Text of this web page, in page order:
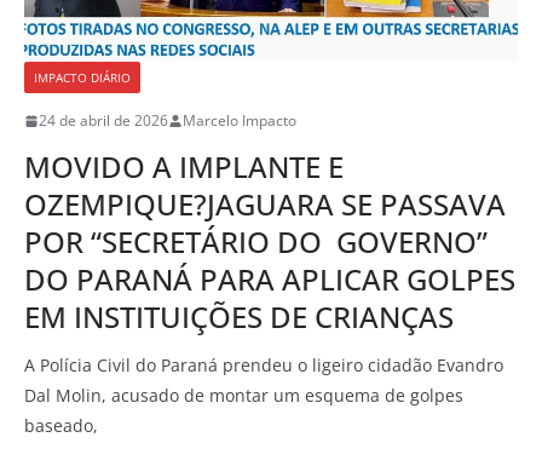
IMPACTO DIÁRIO
24 de abril de 2026 Marcelo Impacto
MOVIDO A IMPLANTE E
OZEMPIQUE?JAGUARA SE PASSAVA
POR “SECRETÁRIO DO GOVERNO”
DO PARANÁ PARA APLICAR GOLPES
EM INSTITUIÇÕES DE CRIANÇAS
A Polícia Civil do Paraná prendeu o ligeiro cidadão Evandro
Dal Molin, acusado de montar um esquema de golpes
baseado,